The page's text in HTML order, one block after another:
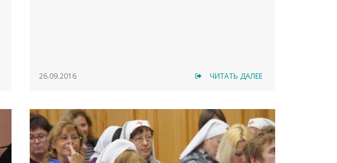
26.09.2016 ЧИТАТЬ ДАЛЕЕ